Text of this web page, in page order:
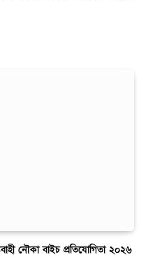
নৌকা বাইচ প্রতিযোগিতা ২০২৬